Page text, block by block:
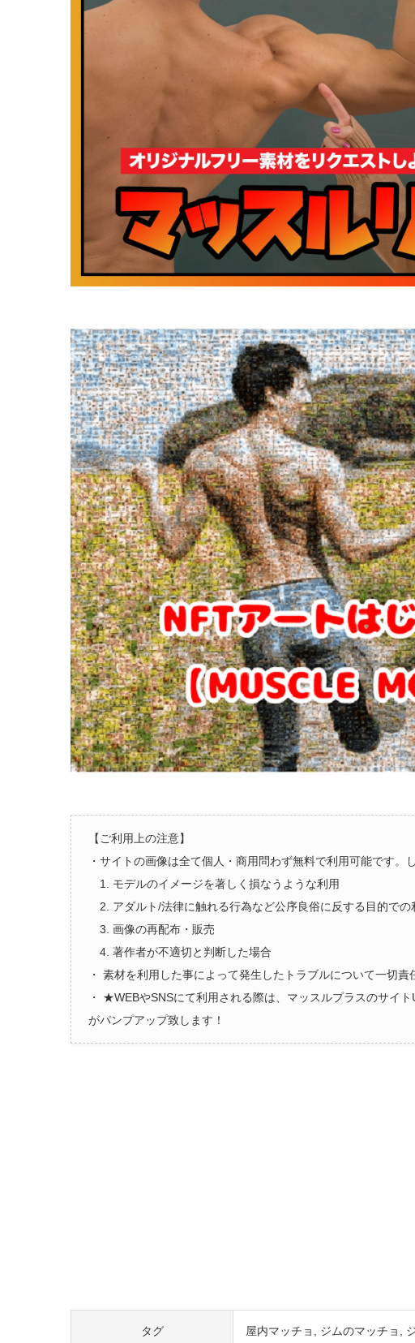
【ご利用上の注意】
・サイトの画像は全て個人・商用問わず無料で利用可能です。
1. モデルのイメージを著しく損なうような利用
2. アダルト/法律に触れる行為など公序良俗に反する目的での
3. 画像の再配布・販売
4. 著作者が不適切と判断した場合
・ 素材を利用した事によって発生したトラブルについて一切責
・ ★WEBやSNSにて利用される際は、マッスルプラスのサイ
がパンプアップ致します！
タグ 屋内マッチョ ジムのマッチョ